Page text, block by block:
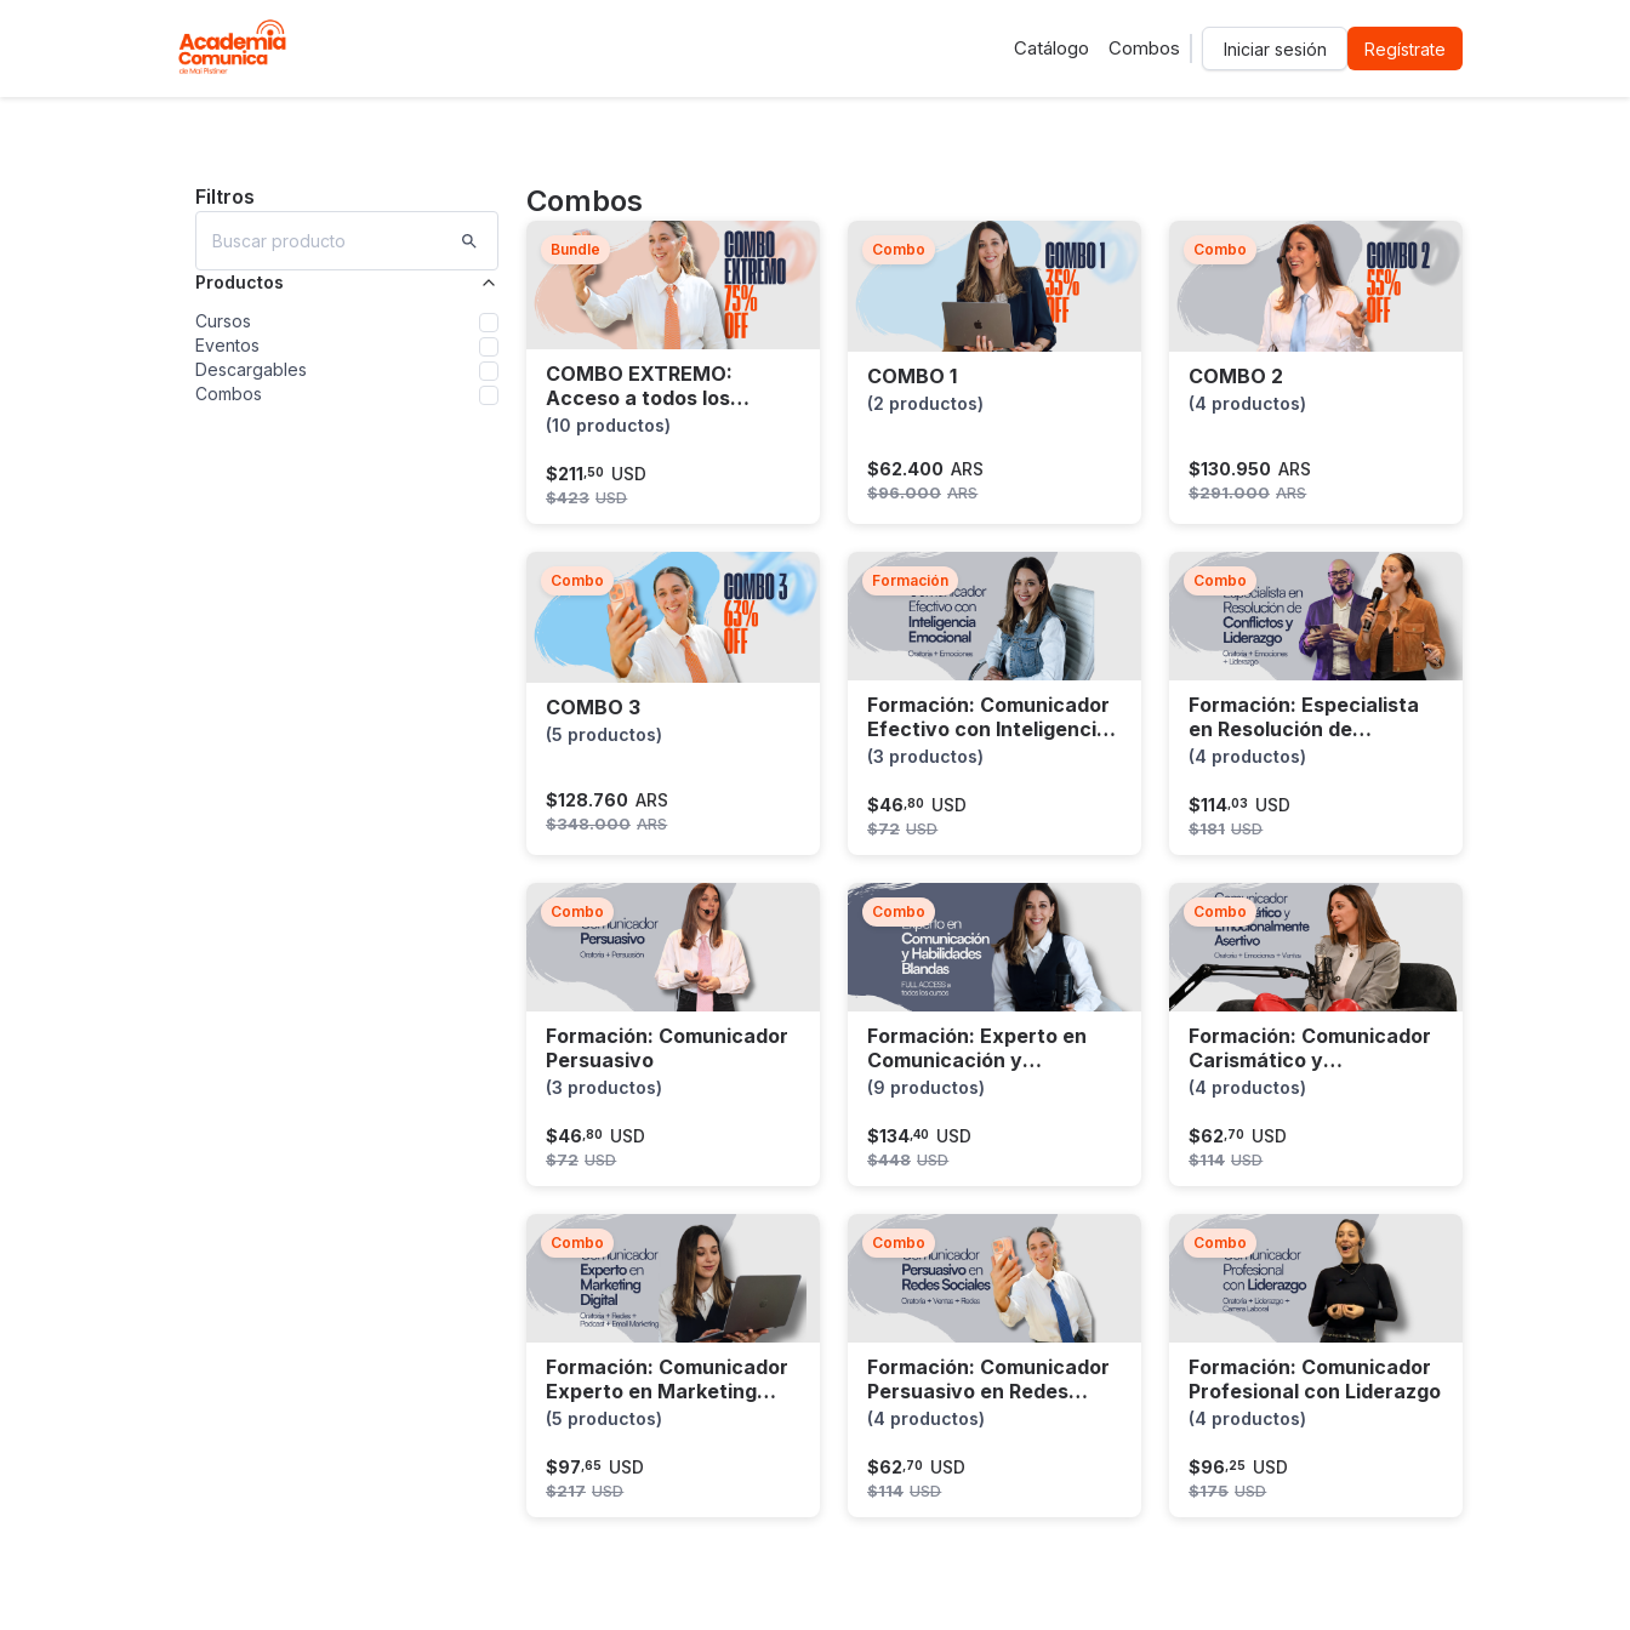
Catálogo Combos Iniciar sesión Regístrate
Filtros
Productos
Cursos
Eventos
Descargables
Combos
Combos
Bundle
COMBO EXTREMO:
Acceso a todos los
cursos
(10 productos)
$211 ,50 USD
$423 USD
Combo
COMBO 1
(2 productos)
$62.400 ARS
$96.000 ARS
Combo
COMBO 2
(4 productos)
$130.950 ARS
$291.000 ARS
Combo
COMBO 3
(5 productos)
$128.760 ARS
$348.000 ARS
Formación
Formación: Comunicador
Efectivo con Inteligencia
Emocional
(3 productos)
$46 ,80 USD
$72 USD
Combo
Formación: Especialista
en Resolución de
Conflictos y Liderazgo
(4 productos)
$114 ,03 USD
$181 USD
Combo
Formación: Comunicador
Persuasivo
(3 productos)
$46 ,80 USD
$72 USD
Combo
Formación: Experto en
Comunicación y
Habilidades Blandas
(9 productos)
$134 ,40 USD
$448 USD
Combo
Formación: Comunicador
Carismático y
Emocionalmente Asertivo
(4 productos)
$62 70 USD
$114 USD
Combo
Formación: Comunicador
Experto en Marketing
Digital
(5 productos)
$97 ,65 USD
$217 USD
Combo
Formación: Comunicador
Persuasivo en Redes
Sociales
(4 productos)
$62 70 USD
$114 USD
Combo
Formación: Comunicador
Profesional con Liderazgo
(4 productos)
$96 25 USD
$175 USD